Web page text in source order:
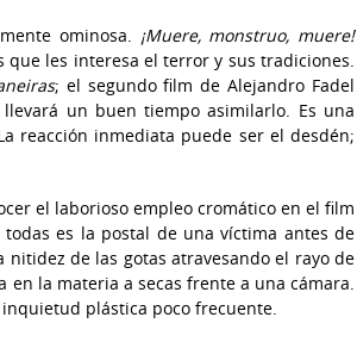
ominosa. ¡Muere, monstruo, muere!
les interesa el terror y sus tradiciones.
; el segundo film de Alejandro Fadel
un buen tiempo asimilarlo. Es una
reacción inmediata puede ser el desdén;
el laborioso empleo cromático en el film
es la postal de una víctima antes de
de las gotas atravesando el rayo de
la materia a secas frente a una cámara.
plástica poco frecuente.